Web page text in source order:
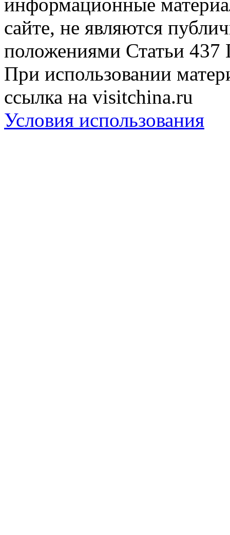
сайте, не являются
положениями Статьи 437
При использовании
ссылка на visitchina.ru
Условия использования